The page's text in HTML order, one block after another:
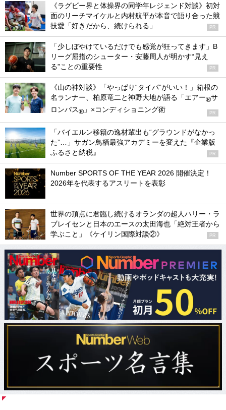
《ラグビー界と体操界の同学年レジェンド対談》初対
面のリーチマイケルと内村航平が本音で語り合った競
技愛「好きだから、続けられる」
PR
「少しぼやけているだけでも感覚が狂ってきます」B
リーグ屈指のシューター・安藤周人が明かす“見え
る”ことの重要性
PR
《山の神対談》「やっぱり“タイパ”がいい！」箱根の
名ランナー、柏原竜二と神野大地が語る「エアー®サ
ロンパス® 」×コンディショニング術 PR
「バイエルン移籍の逸材輩出も“グラウンドがなかっ
た”…」サガン鳥栖最強アカデミーを変えた『企業版
ふるさと納税』
PR
Number SPORTS OF THE YEAR 2026 開催決定！
2026年を代表するアスリートを表彰
世界の頂点に君臨し続けるオランダの超人ハリー・ラ
ブレイセンと日本のエースの太田海也「絶対王者から
学ぶこと」《ケイリン国際対談②》
PR